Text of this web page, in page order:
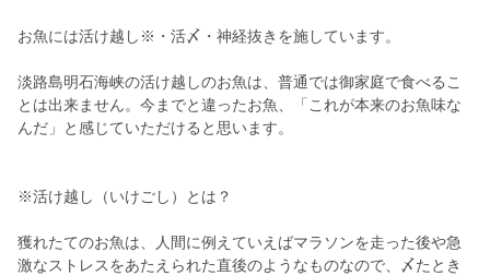
お魚には活け越し※・活〆・神経抜きを施しています。
淡路島明石海峡の活け越しのお魚は、普通では御家庭で食べるこ
とは出来ません。今までと違ったお魚、「これが本来のお魚味な
んだ」と感じていただけると思います。
※活け越し（いけごし）とは？
獲れたてのお魚は、人間に例えていえばマラソンを走った後や急
激なストレスをあたえられた直後のようなものなので、〆たとき